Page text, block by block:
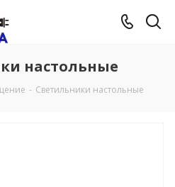
настольные
- Светильники настольные